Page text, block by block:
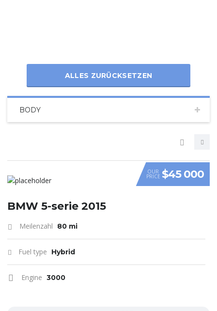
ALLES ZURÜCKSETZEN
BODY
VIDEO
OUR
PRICE $45 000
BMW 5-serie 2015
Meilenzahl 80 mi
Fuel type Hybrid
Engine 3000